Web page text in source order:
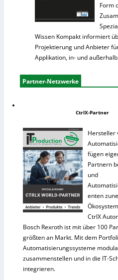
Form
Wissen Kompakt informiert
Projektierung und Anbieter
Applikation, in- und
Partner-Netzwerke
CtrlX-Partner
Hersteller
fügen
Partnern
und
enten
CtrlX
Bosch Rexroth ist mit über 100
größten an Markt. Mit dem
Automatisierungssysteme
zusammenstellen und in die IT-
integrieren.